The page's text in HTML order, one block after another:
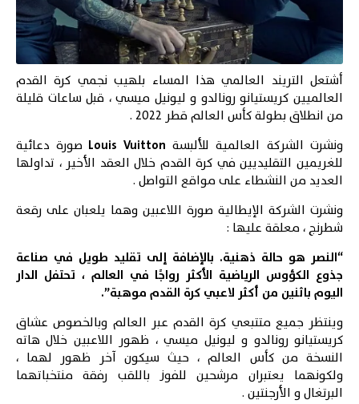
أشتعل التريند العالمي هذا المساء بلهيب نجمي كرة القدم
العالميين كريستيانو رونالدو و ليونيل ميسي ، قبل ساعات قليلة
من انطلاق بطولة كأس العالم قطر 2022 .
ونشرت الشركة العالمية للألبسة Louis Vuitton صورة دعائية
للغريمين التقليديين في كرة القدم خلال العقد الأخير ، تداولها
العديد من النشطاء على مواقع التواصل .
ونشرت الشركة الإيطالية صورة اللاعبين وهما يلعبان على رقعة
شطرنج ، معلقة عليها :
“النصر هو حالة ذهنية. بالإضافة إلى تقليد طويل في صناعة
جذوع الكؤوس الرياضية الأكثر رواجًا في العالم ، تحتفل الدار
اليوم باثنين من أكثر لاعبي كرة القدم موهبة”.
وينتظر جميع متتبعي كرة القدم عبر العالم وبالخصوص عشاق
كريستيانو رونالدو و ليونيل ميسي ، ظهور اللاعبين خلال هاته
النسخة من كأس العالم ، حيث سيكون آخر ظهور لهما ،
ولكونهما يعتبران مرشحين للفوز باللقب رفقة منتخباتهما
البرتغال و الأرجنتين .